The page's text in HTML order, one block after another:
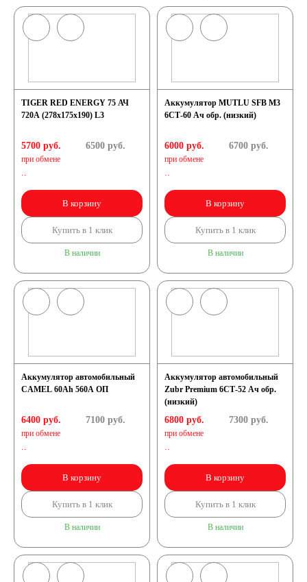
TIGER RED ENERGY 75 АЧ
720A (278x175x190) L3
5700 руб.
при обмене
..
6500руб.
В корзину
Купить в 1 клик
В наличии
Аккумулятор MUTLU SFB M3
6СТ-60 Ач обр. (низкий)
6000 руб.
при обмене
..
6700руб.
В корзину
Купить в 1 клик
В наличии
Аккумулятор автомобильный
CAMEL 60Ah 560A ОП
6400 руб.
при обмене
..
7100руб.
В корзину
Купить в 1 клик
В наличии
Аккумулятор автомобильный
Zubr Premium 6СТ-52 Ач обр.
(низкий)
6800 руб.
при обмене
..
7300руб.
В корзину
Купить в 1 клик
В наличии